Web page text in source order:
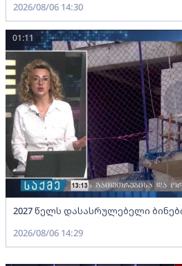
2026/08/06 14:30
2027 წელს დასასრულებელი
01:11
2026/08/06 14:29